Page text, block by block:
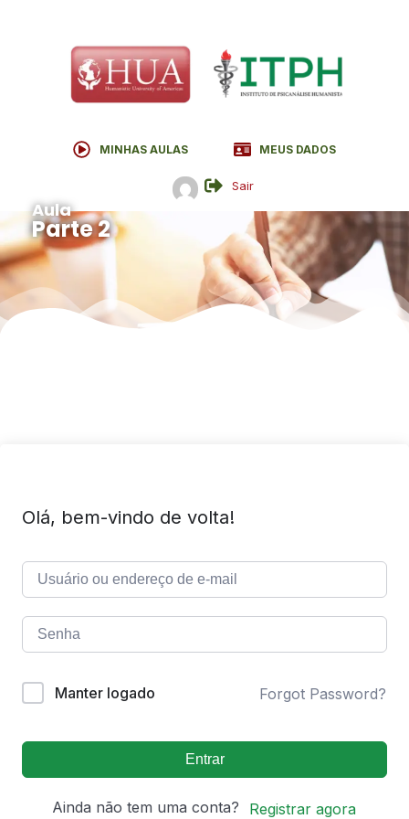
MINHAS AULAS MEUS DADOS
Sair
Aula
Parte 2
Olá, bem-vindo de volta!
Manter logado Forgot Password?
Entrar
Ainda não tem uma conta? Registrar agora